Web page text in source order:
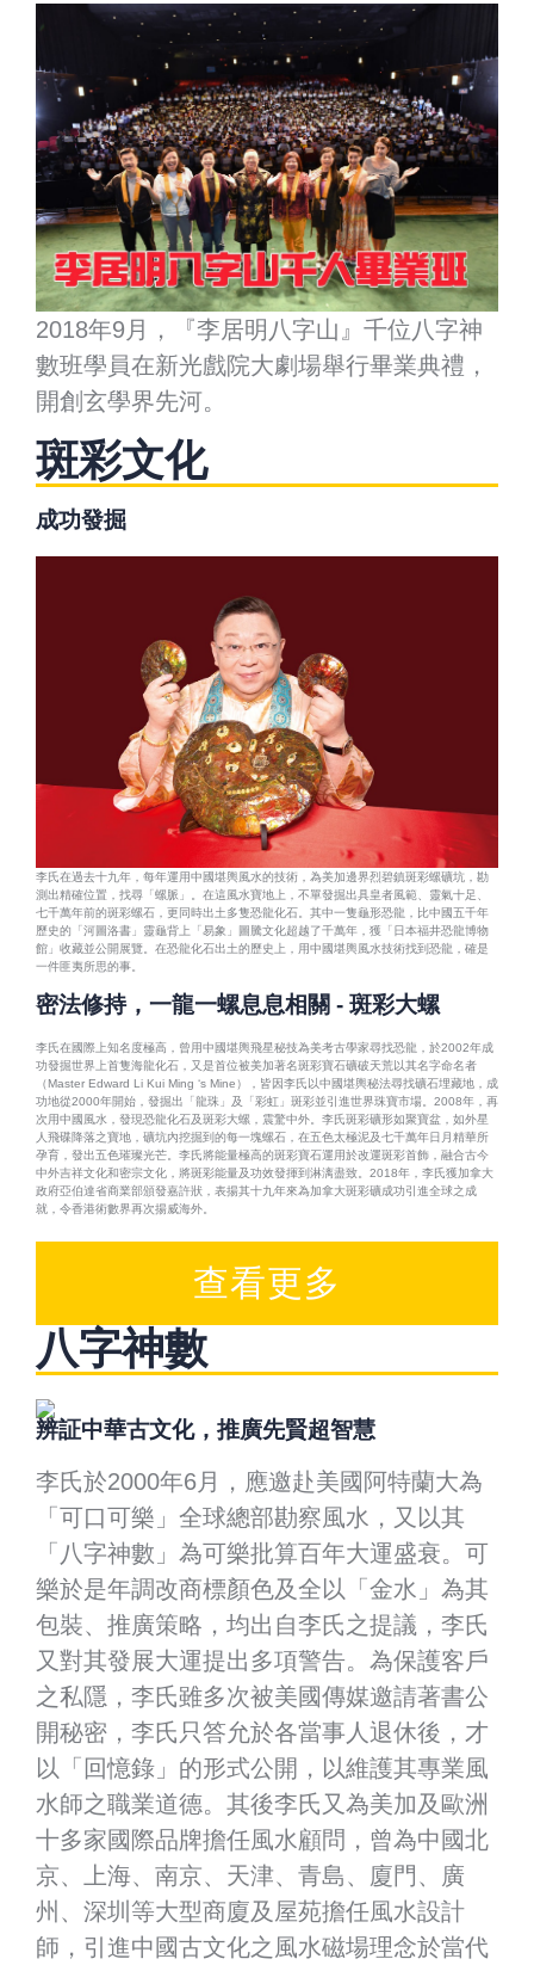
2018年9月，『李居明八字山』千位八字神
數班學員在新光戲院大劇場舉行畢業典禮，
開創玄學界先河。
斑彩文化
成功發掘
李氏在過去十九年，每年運用中國堪輿風水的技術，為美加邊界烈碧鎮斑彩螺礦坑，勘
測出精確位置，找尋「螺脈」。在這風水寶地上，不單發掘出具皇者風範、靈氣十足、
七千萬年前的斑彩螺石，更同時出土多隻恐龍化石。其中一隻龜形恐龍，比中國五千年
歷史的「河圖洛書」靈龜背上「易象」圖騰文化超越了千萬年，獲「日本福井恐龍博物
館」收藏並公開展覽。在恐龍化石出土的歷史上，用中國堪輿風水技術找到恐龍，確是
一件匪夷所思的事。
密法修持，一龍一螺息息相關 - 斑彩大螺
李氏在國際上知名度極高，曾用中國堪輿飛星秘技為美考古學家尋找恐龍，於2002年成
功發掘世界上首隻海龍化石，又是首位被美加著名斑彩寶石礦破天荒以其名字命名者
（Master Edward Li Kui Ming ‘s Mine），皆因李氏以中國堪輿秘法尋找礦石埋藏地，成
功地從2000年開始，發掘出「龍珠」及「彩虹」斑彩並引進世界珠寶市場。2008年，再
次用中國風水，發現恐龍化石及斑彩大螺，震驚中外。李氏斑彩礦形如聚寶盆，如外星
人飛碟降落之寶地，礦坑內挖掘到的每一塊螺石，在五色太極泥及七千萬年日月精華所
孕育，發出五色璀璨光芒。李氏將能量極高的斑彩寶石運用於改運斑彩首飾，融合古今
中外吉祥文化和密宗文化，將斑彩能量及功效發揮到淋漓盡致。2018年，李氏獲加拿大
政府亞伯達省商業部頒發嘉許狀，表揚其十九年來為加拿大斑彩礦成功引進全球之成
就，令香港術數界再次揚威海外。
查看更多
八字神數
辨証中華古文化，推廣先賢超智慧
李氏於2000年6月，應邀赴美國阿特蘭大為
「可口可樂」全球總部勘察風水，又以其
「八字神數」為可樂批算百年大運盛衰。可
樂於是年調改商標顏色及全以「金水」為其
包裝、推廣策略，均出自李氏之提議，李氏
又對其發展大運提出多項警告。為保護客戶
之私隱，李氏雖多次被美國傳媒邀請著書公
開秘密，李氏只答允於各當事人退休後，才
以「回憶錄」的形式公開，以維護其專業風
水師之職業道德。其後李氏又為美加及歐洲
十多家國際品牌擔任風水顧問，曾為中國北
京、上海、南京、天津、青島、廈門、廣
州、深圳等大型商廈及屋苑擔任風水設計
師，引進中國古文化之風水磁場理念於當代